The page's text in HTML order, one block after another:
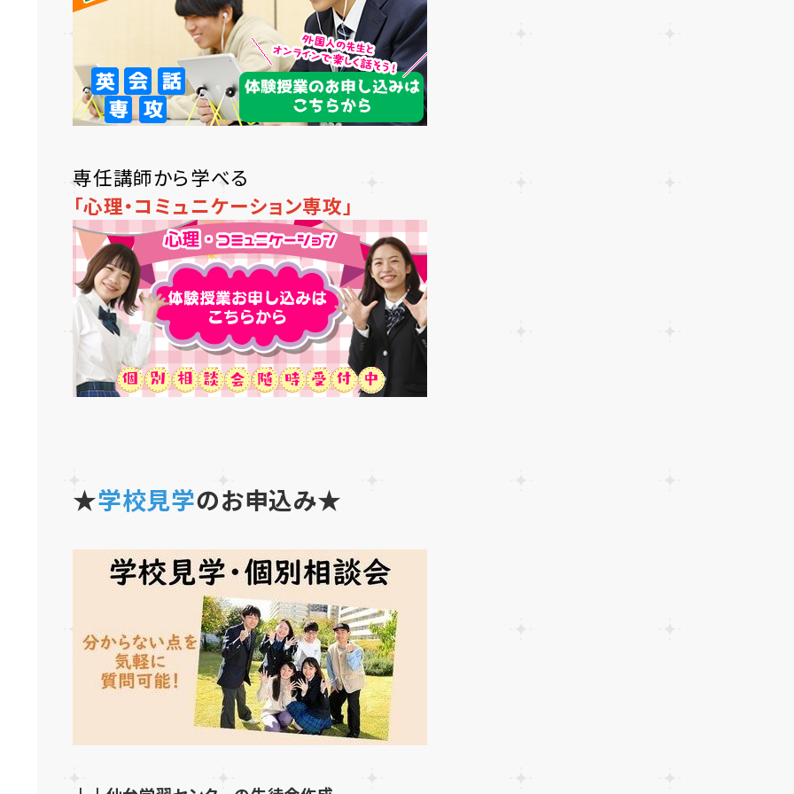
専任講師から学べる
「心理・コミュニケーション専攻」
★学校見学のお申込み★